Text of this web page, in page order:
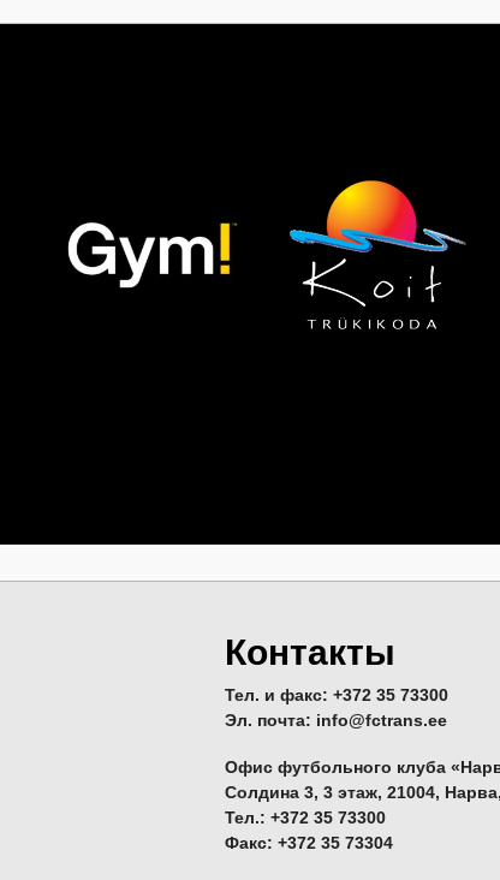
Контакты
Тел. и факс: +372 35 73300
Эл. почта: info@fctrans.ee
Офис футбольного клуба
Солдина 3, 3 этаж, 21004,
Тел.: +372 35 73300
Факс: +372 35 73304